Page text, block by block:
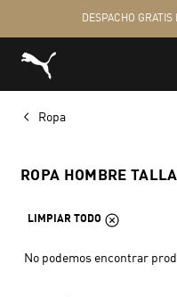
Ropa
ROPA HOMBRE
LIMPIAR TODO
No podemos encontrar